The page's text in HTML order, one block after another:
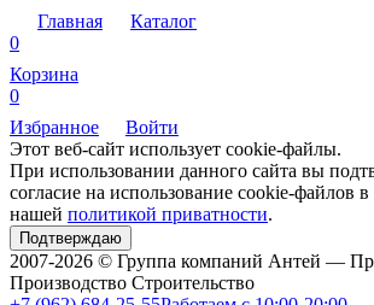
Главная
Каталог
0
Корзина
0
Избранное
Войти
Этот веб-сайт использует cookie-файлы.
При использовании данного сайта вы
согласие на использование cookie-файлов в
нашей политикой приватности.
Подтверждаю
2007-2026 © Группа компаний Антей —
Производство Строительство